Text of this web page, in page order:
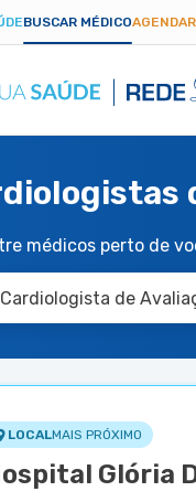
BUSCAR MÉDICO
médicos perto de
LOCALMAIS PRÓXIMO
Glória